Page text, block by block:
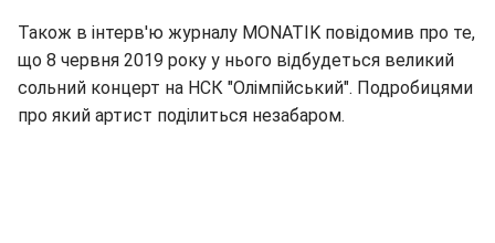
Також в інтерв'ю журналу MONATIK повідомив про те,
що 8 червня 2019 року у нього відбудеться великий
сольний концерт на НСК "Олімпійський". Подробицями
про який артист поділиться незабаром.